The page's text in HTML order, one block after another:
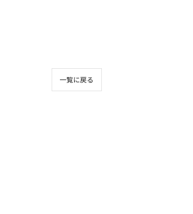
一覧に戻る